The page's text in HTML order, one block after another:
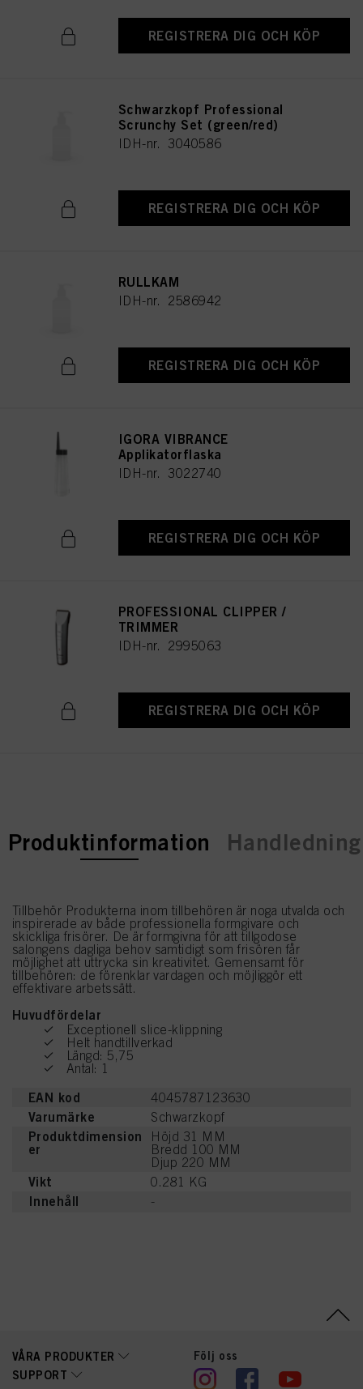
REGISTRERA DIG OCH KÖP
Schwarzkopf Professional
Scrunchy Set (green/red)
IDH-nr. 3040586
REGISTRERA DIG OCH KÖP
RULLKAM
IDH-nr. 2586942
REGISTRERA DIG OCH KÖP
IGORA VIBRANCE
Applikatorflaska
IDH-nr. 3022740
REGISTRERA DIG OCH KÖP
PROFESSIONAL CLIPPER /
TRIMMER
IDH-nr. 2995063
REGISTRERA DIG OCH KÖP
current tab:
Produktinformation
Tillbehör Produkterna inom tillbehören är noga utvalda och
inspirerade av både professionella formgivare och
skickliga frisörer. De är formgivna för att tillgodose
salongens dagliga behov samtidigt som frisören får
möjlighet att uttrycka sin kreativitet. Gemensamt för
tillbehören: de förenklar vardagen och möjliggör ett
effektivare arbetssätt.
Huvudfördelar
Exceptionell slice-klippning
Helt handtillverkad
Längd: 5,75
Antal: 1
EAN kod 4045787123630
Varumärke Schwarzkopf
Produktdimension
er
Höjd 31 MM
Bredd 100 MM
Djup 220 MM
Vikt 0.281 KG
Innehåll -
VÅRA PRODUKTER
SUPPORT
Följ oss